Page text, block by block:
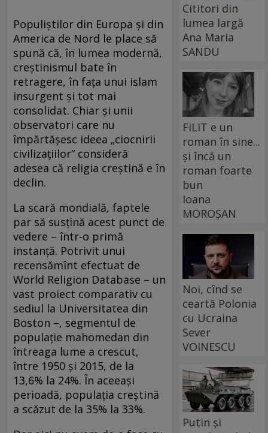
Populiștilor din Europa și din
America de Nord le place să
spună că, în lumea modernă,
creștinismul bate în
retragere, în fața unui islam
insurgent și tot mai
consolidat. Chiar și unii
observatori care nu
împărtășesc ideea „ciocnirii
civilizațiilor“ consideră
adesea că religia creștină e în
declin.
La scară mondială, faptele
par să susțină acest punct de
vedere – într-o primă
instanță. Potrivit unui
recensămînt efectuat de
World Religion Database – un
vast proiect comparativ cu
sediul la Universitatea din
Boston –, segmentul de
populație mahomedan din
întreaga lume a crescut,
între 1950 și 2015, de la
13,6% la 24%. În aceeași
perioadă, populația creștină
a scăzut de la 35% la 33%.
Cititori din
lumea largă
Ana Maria
SANDU
FILIT e un
roman în sine...
și încă un
roman foarte
bun
Ioana
MOROȘAN
Noi, cînd se
ceartă Polonia
cu Ucraina
Sever
VOINESCU
Putin și